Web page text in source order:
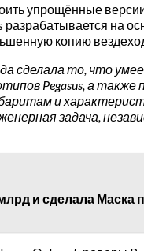
упрощённые
на
копию
сделала то, что
Pegasus, а также
и
задача,
и сделала